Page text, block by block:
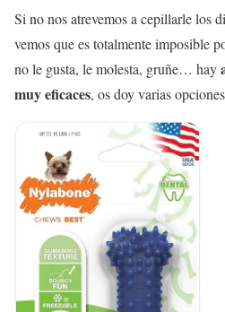
Si no nos atrevemos a cepillarle los
vemos que es totalmente imposible
no le gusta, le molesta, gruñe… hay
muy eficaces, os doy varias